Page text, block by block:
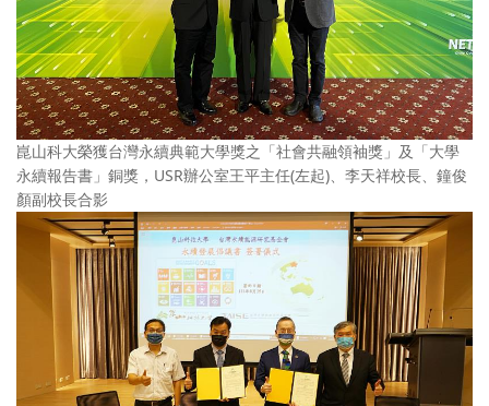
崑山科大榮獲台灣永續典範大學獎之「社會共融領袖獎」及「大學
永續報告書」銅獎，USR辦公室王平主任(左起)、李天祥校長、鐘俊
顏副校長合影